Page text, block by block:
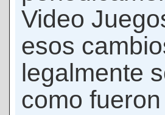
Video
esos
legalmente
como